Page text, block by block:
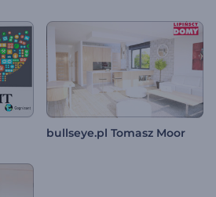
bullseye.pl Tomasz Moor